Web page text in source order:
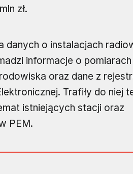
zł.
danych o instalacjach
informacje o pomiarach
oraz dane z
Trafiły do niej
istniejących stacji oraz
PEM.